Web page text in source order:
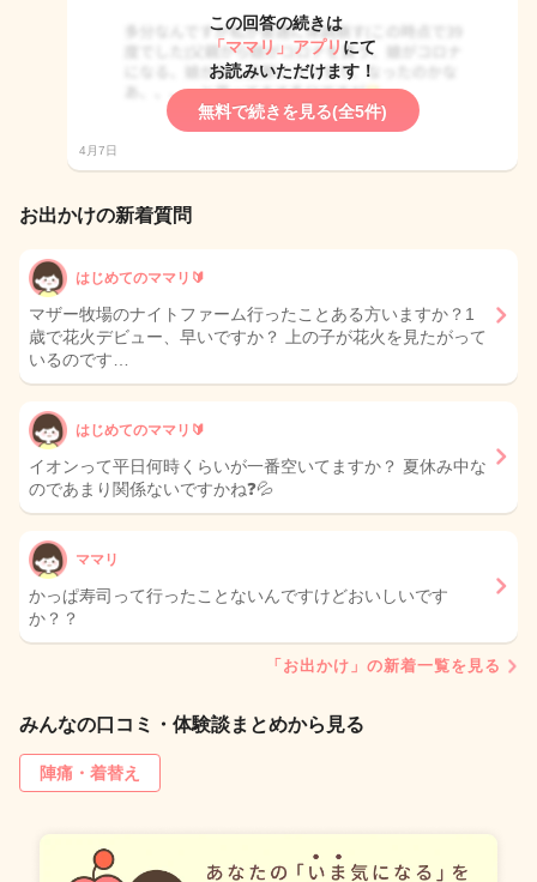
この回答の続きは
「ママリ」アプリ にて
お読みいただけます！
無料で続きを見る(全5件)
4月7日
お出かけの新着質問
はじめてのママリ🔰
マザー牧場のナイトファーム行ったことある方いますか？1
歳で花火デビュー、早いですか？ 上の子が花火を見たがって
いるのです…
はじめてのママリ🔰
イオンって平日何時くらいが一番空いてますか？ 夏休み中な
のであまり関係ないですかね❓💦
ママリ
かっぱ寿司って行ったことないんですけどおいしいです
か？？
「お出かけ」の新着一覧を見る
みんなの口コミ・体験談まとめから見る
陣痛・着替え